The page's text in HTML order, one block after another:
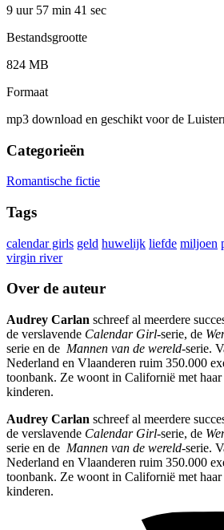
9 uur 57 min 41 sec
Bestandsgrootte
824 MB
Formaat
mp3 download en geschikt voor de
Categorieën
Romantische fictie
Tags
calendar girls geld huwelijk liefde miljoen
virgin river
Over de auteur
Audrey Carlan schreef al meerdere
de verslavende Calendar Girl-serie, de
serie en de Mannen van de wereld-serie.
Nederland en Vlaanderen ruim 350.000
toonbank. Ze woont in Californië met
kinderen.
Audrey Carlan schreef al meerdere
de verslavende Calendar Girl-serie, de
serie en de Mannen van de wereld-serie.
Nederland en Vlaanderen ruim 350.000
toonbank. Ze woont in Californië met
kinderen.